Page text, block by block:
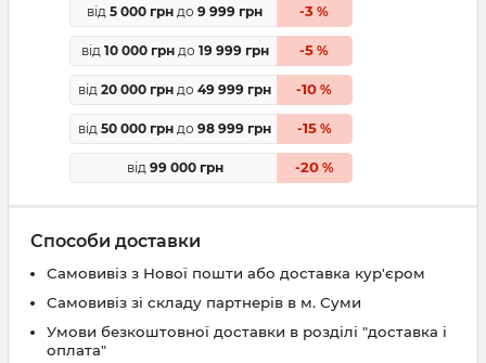
від 5 000 грн до 9 999 грн -3 %
від 10 000 грндо 19 999 грн -5 %
від 20 000 грн до 49 999 грн -10 %
від 50 000 грн до 98 999 грн -15%
від 99 000 грн -20%
Способи доставки
Самовивіз з Нової пошти або доставка кур'єром
Самовивіз зі складу партнерів в м. Суми
Умови безкоштовної доставки в розділі "доставка і
оплата"